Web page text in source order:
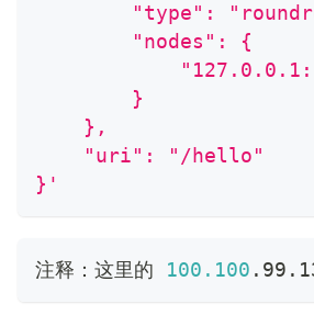
"type":
        "nodes": {
        }
    },
    "uri": "/hello"
}'
注释：这里的 100.100